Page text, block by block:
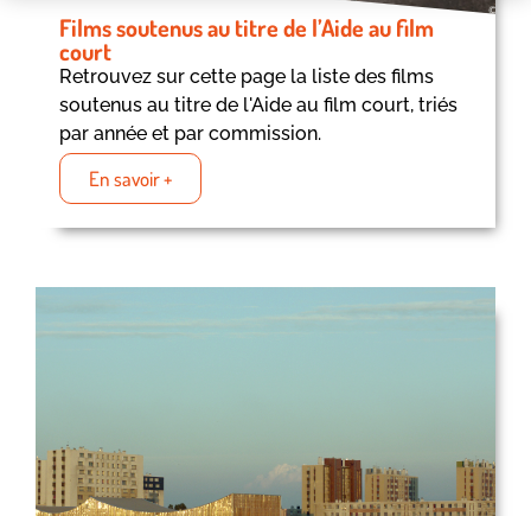
Films soutenus au titre de l’Aide au film
court
Retrouvez sur cette page la liste des films
soutenus au titre de l'Aide au film court, triés
par année et par commission.
En savoir +